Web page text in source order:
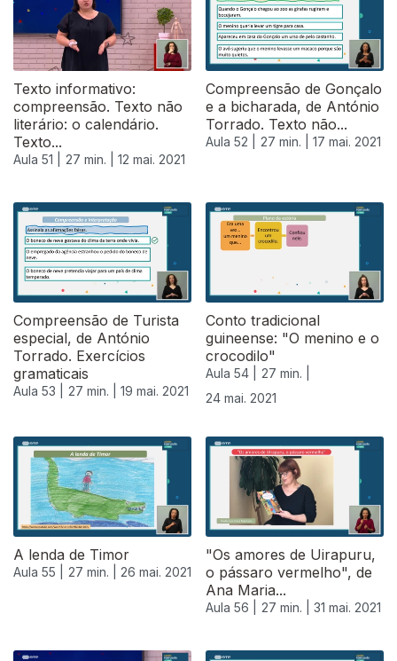
Texto informativo:
compreensão. Texto não
literário: o calendário.
Texto...
Aula 51 | 27 min. | 12 mai. 2021
Compreensão de Gonçalo
e a bicharada, de António
Torrado. Texto não...
Aula 52 | 27 min. | 17 mai. 2021
Compreensão de Turista
especial, de António
Torrado. Exercícios
gramaticais
Aula 53 | 27 min. | 19 mai. 2021
Conto tradicional
guineense: "O menino e o
crocodilo"
Aula 54 |
27 min. |
24 mai. 2021
A lenda de Timor
Aula 55 | 27 min. | 26 mai. 2021
"Os amores de Uirapuru,
o pássaro vermelho", de
Ana Maria...
Aula 56 | 27 min. | 31 mai. 2021